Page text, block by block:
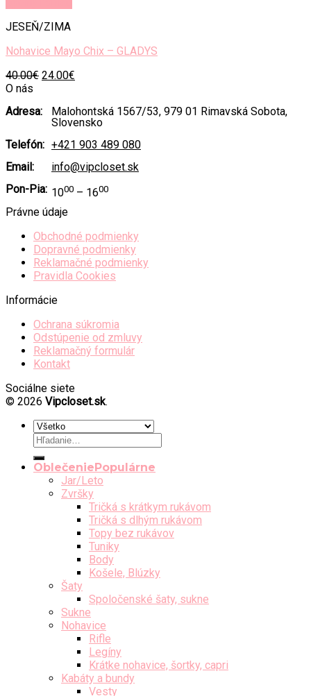
JESEŇ/ZIMA
Nohavice Mayo Chix – GLADYS
40.00€ Original
40.00€.
24.00€
24.00€.
O nás
Adresa:
Malohontská 1567/53, 979 01 Rimavská Sobota,
Slovensko
Telefón: +421 903 489 080
Email:
info@vipcloset.sk
Pon-Pia: 1000 – 1600
Právne údaje
Obchodné podmienky
Dopravné podmienky
Reklamačné podmienky
Pravidla Cookies
Informácie
Ochrana súkromia
Odstúpenie od zmluvy
Reklamačný formulár
Kontakt
Sociálne siete
© 2026 Vipcloset.sk.
Hľadať:
Oblečenie
Jar/Leto
Zvršky
Tričká s krátkym rukávom
Tričká s dlhým rukávom
Topy bez rukávov
Tuniky
Body
Košele, Blúzky
Šaty
Spoločenské šaty, sukne
Sukne
Nohavice
Rifle
Legíny
Krátke nohavice, šortky, capri
Kabáty a bundy
Vesty